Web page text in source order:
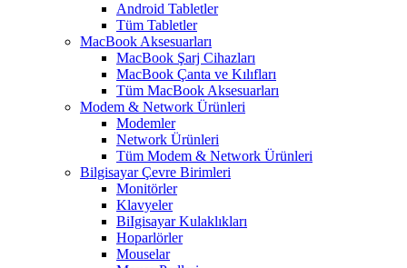
Android Tabletler
Tüm Tabletler
MacBook Aksesuarları
MacBook Şarj Cihazları
MacBook Çanta ve Kılıfları
Tüm MacBook Aksesuarları
Modem & Network Ürünleri
Modemler
Network Ürünleri
Tüm Modem & Network Ürünleri
Bilgisayar Çevre Birimleri
Monitörler
Klavyeler
BiIgisayar Kulaklıkları
Hoparlörler
Mouselar